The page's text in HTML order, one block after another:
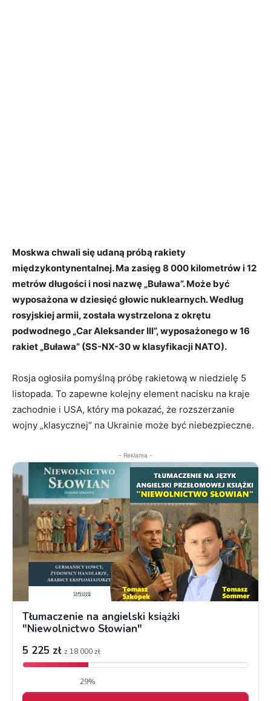
Moskwa chwali się udaną próbą rakiety
międzykontynentalnej. Ma zasięg 8 000 kilometrów i 12
metrów długości i nosi nazwę „Buława”. Może być
wyposażona w dziesięć głowic nuklearnych. Według
rosyjskiej armii, została wystrzelona z okrętu
podwodnego „Car Aleksander III”, wyposażonego w 16
rakiet „Buława” (SS-NX-30 w klasyfikacji NATO).
Rosja ogłosiła pomyślną próbę rakietową w niedzielę 5
listopada. To zapewne kolejny element nacisku na kraje
zachodnie i USA, który ma pokazać, że rozszerzanie
wojny „klasycznej” na Ukrainie może być niebezpieczne.
- Reklama -